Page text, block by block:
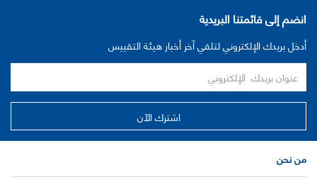
انضم إلى قائمتنا البريدية
أدخل بريدك الإلكتروني لتلقي آخر أخبار هيئة التقييس
من نحن